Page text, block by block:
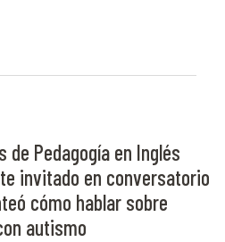
Pedagogía en Inglés
invitado en conversatorio
cómo hablar sobre
autismo